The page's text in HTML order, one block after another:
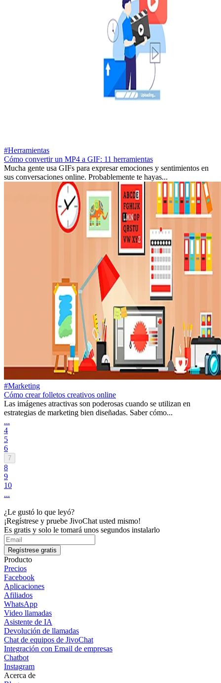
#Herramientas
Cómo convertir un MP4 a GIF: 11 herramientas
Mucha gente usa GIFs para expresar emociones y sentimientos en
sus conversaciones online. Probablemente te hayas...
#Marketing
Cómo crear folletos creativos online
Las imágenes atractivas son poderosas cuando se utilizan en
estrategias de marketing bien diseñadas. Saber cómo...
...
4
5
6
7
8
9
10
...
¿Le gustó lo que leyó?
¡Regístrese y pruebe JivoChat usted mismo!
Es gratis y solo le tomará unos segundos instalarlo
Regístrese gratis
Producto
Precios
Facebook
Aplicaciones
Afiliados
WhatsApp
Video llamadas
Asistente de IA
Devolución de llamadas
Chat de equipos de JivoChat
Integración con Email de empresas
Chatbot
Instagram
Acerca de